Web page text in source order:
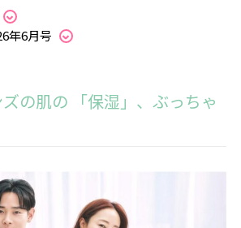
年6月号
ズの肌の 「保湿」、ぶっちゃ